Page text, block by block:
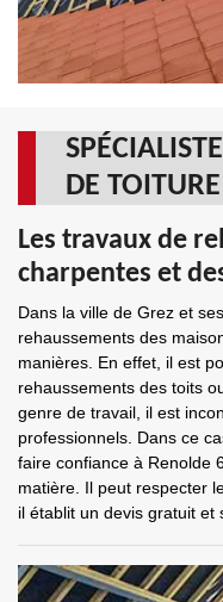
DE
Les travaux de
charpentes et
Dans la ville de Grez et
rehaussements des
manières. En effet, il est
rehaussements des toits
genre de travail, il est
professionnels. Dans ce
faire confiance à Renolde
matière. Il peut respecter
il établit un devis gratuit et